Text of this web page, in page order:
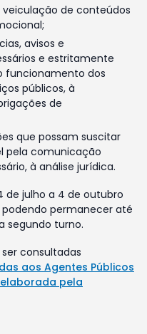
de conteúdos
avisos e
e estritamente
funcionamento dos
públicos, à
de
que possam suscitar
pela comunicação
à análise jurídica.
de julho a 4 de outubro
permanecer até
segundo turno.
consultadas
aos Agentes Públicos
elaborada pela